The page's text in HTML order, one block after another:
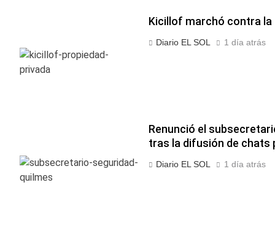
Kicillof marchó contra la
Diario EL SOL 1 día atrás
Renunció el
tras la difusión de chats
Diario EL SOL 1 día atrás